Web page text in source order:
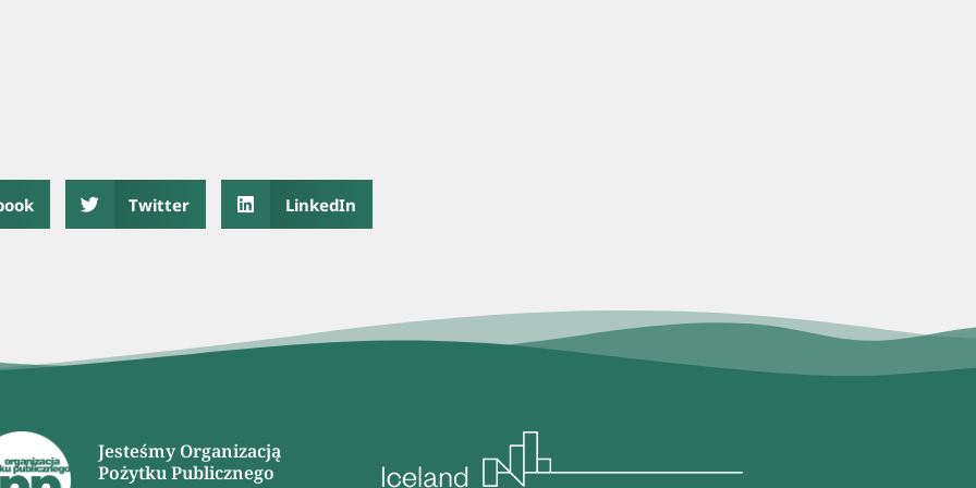
Twitter LinkedIn
Jesteśmy Organizacją
Pożytku Publicznego